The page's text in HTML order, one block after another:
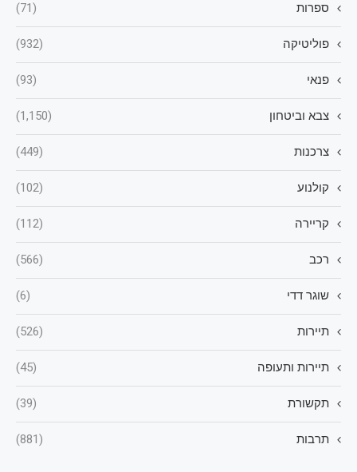
ספרות (71)
פוליטיקה (932)
פנאי (93)
צבא וביטחון (1,150)
צרכנות (449)
קולנוע (102)
קריירה (112)
רכב (566)
שוגר דדי (6)
תיירות (526)
תיירות ותעופה (45)
תקשורת (39)
תרבות (881)